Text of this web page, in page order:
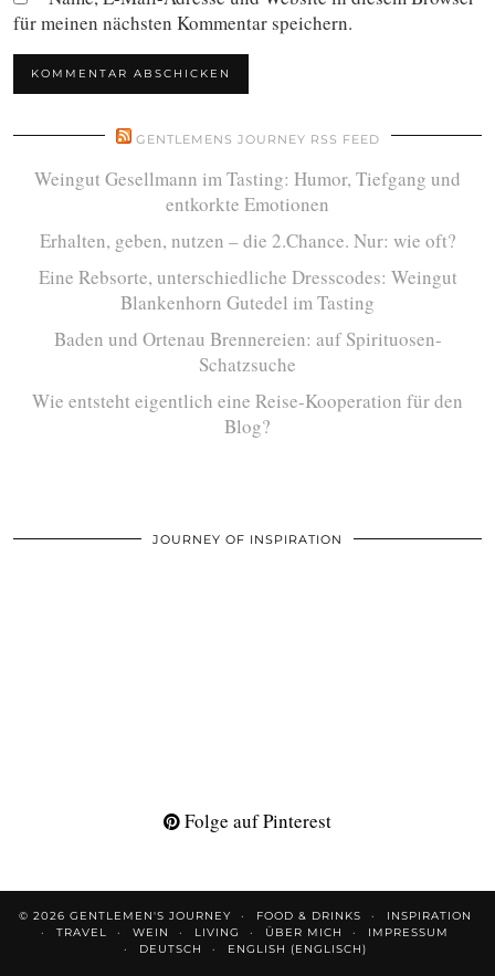
für meinen nächsten Kommentar speichern.
GENTLEMENS JOURNEY RSS FEED
Weingut Gesellmann im Tasting: Humor, Tiefgang und
entkorkte Emotionen
Erhalten, geben, nutzen – die 2.Chance. Nur: wie oft?
Eine Rebsorte, unterschiedliche Dresscodes: Weingut
Blankenhorn Gutedel im Tasting
Baden und Ortenau Brennereien: auf Spirituosen-
Schatzsuche
Wie entsteht eigentlich eine Reise-Kooperation für den
Blog?
JOURNEY OF INSPIRATION
Folge auf Pinterest
© 2026 GENTLEMEN'S JOURNEY FOOD & DRINKS
INSPIRATION
TRAVEL
WEIN LIVING ÜBER MICH
IMPRESSUM
DEUTSCH
ENGLISH (ENGLISCH)